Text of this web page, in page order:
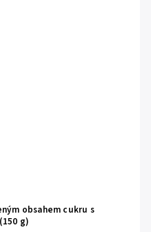
obsahem cukru s
g)